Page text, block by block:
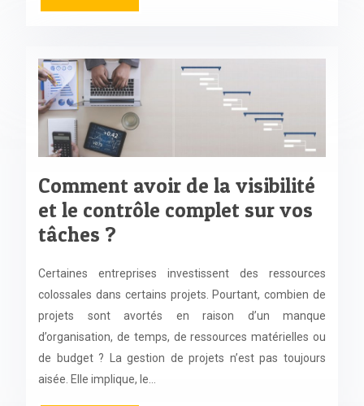
Comment avoir de la visibilité
et le contrôle complet sur vos
tâches ?
Certaines entreprises investissent des ressources
colossales dans certains projets. Pourtant, combien de
projets sont avortés en raison d’un manque
d’organisation, de temps, de ressources matérielles ou
de budget ? La gestion de projets n’est pas toujours
aisée. Elle implique, le…